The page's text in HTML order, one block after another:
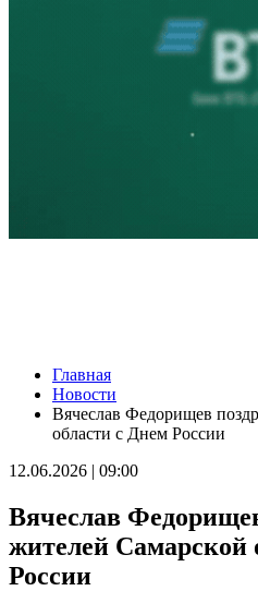
70-летний самарец сядет на 7,5
знакомого
07.08.2026 | 14:04
Тольяттинец замахнулся на
07.08.2026 | 13:37
олимпийские путевки на
07.08.2026 | 13:31
Станцию умягчения воды в
07.08.2026 | 13:22
Главная
Новости
Вячеслав Федорищев
области с Днем России
12.06.2026 | 09:00
Вячеслав
жителей Самарской
России